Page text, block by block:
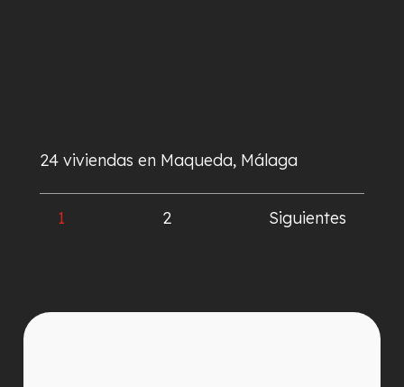
24 viviendas en Maqueda, Málaga
1 2 Siguientes